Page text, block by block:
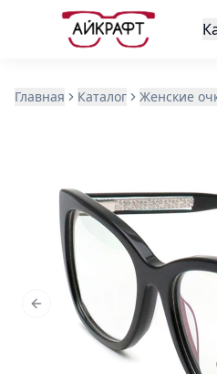
Главная Каталог Женские
Previous slide